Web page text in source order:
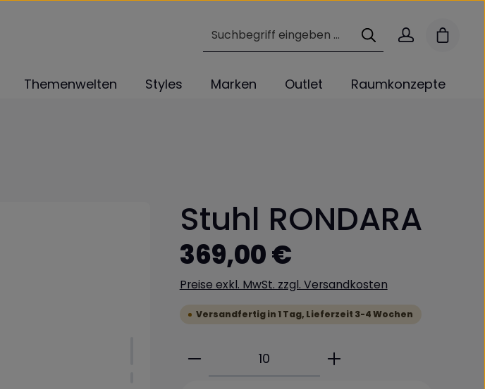
Themenwelten Styles Marken Outlet Raumkonzepte
Stuhl RONDARA
Regulärer Preis:
369,00 €
Preise exkl. MwSt. zzgl. Versandkosten
Versandfertig in 1 Tag, Lieferzeit 3-4 Wochen
Produkt Anzahl: Gib den